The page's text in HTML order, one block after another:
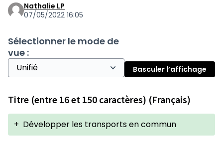
Nathalie LP
07/05/2022 16:05
Sélectionner le mode de
vue :
Basculer l’affichage
Titre (entre 16 et 150 caractères) (Français)
+ Développer les transports en commun